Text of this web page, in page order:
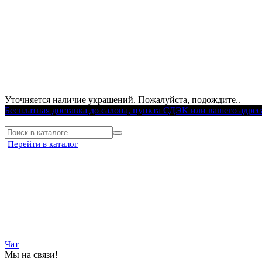
Уточняется наличие украшений. Пожалуйста, подождите..
Бесплатная доставка до салона, пункта СДЭК или вашего
Перейти в каталог
Чат
Мы на связи!